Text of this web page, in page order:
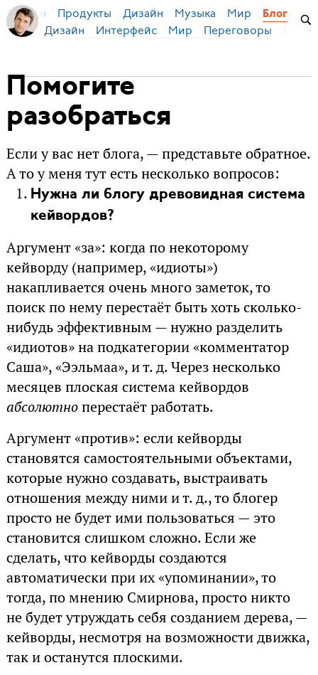
Бирман Продукты Дизайн Музыка Мир Блог
Дизайн Интерфейс Мир Переговоры
Помогите
разобраться
Если у вас нет блога, — представьте обратное.
А то у меня тут есть несколько вопросов:
Нужна ли блогу древовидная система
кейвордов?
Аргумент «за»: когда по некоторому
кейворду (например, «идиоты»)
накапливается очень много заметок, то
поиск по нему перестаёт быть хоть сколько-
нибудь эффективным — нужно разделить
«идиотов» на подкатегории «комментатор
Саша», «Ээльмаа», и т. д. Через несколько
месяцев плоская система кейвордов
абсолютноперестаёт работать.
Аргумент «против»: если кейворды
становятся самостоятельными объектами,
которые нужно создавать, выстраивать
отношения между ними и т. д., то блогер
просто не будет ими пользоваться — это
становится слишком сложно. Если же
сделать, что кейворды создаются
автоматически при их «упоминании», то
тогда, по мнению Смирнова, просто никто
не будет утруждать себя созданием дерева, —
кейворды, несмотря на возможности движка,
так и останутся плоскими.